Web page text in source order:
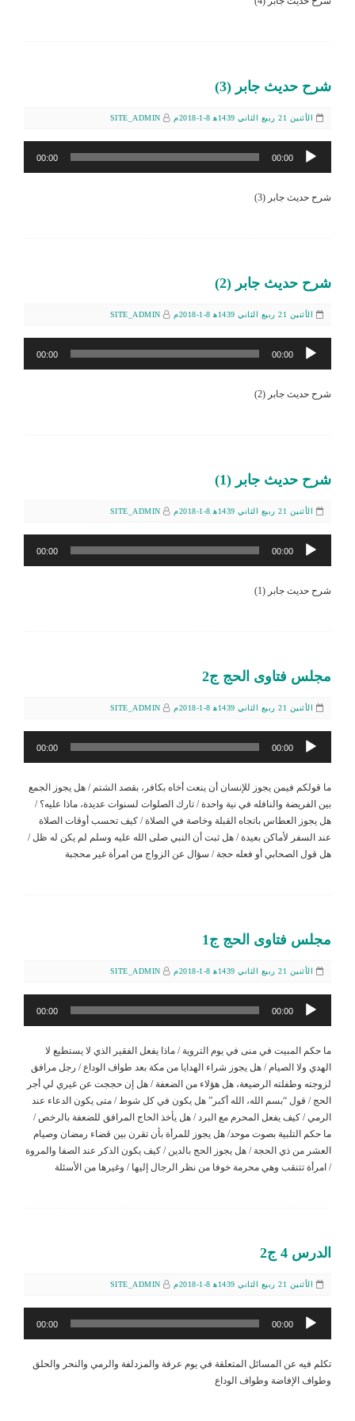
شرح حديث جابر (3)
الأثنين 21 ربيع الثاني 1439ﻫ 8-1-2018م SITE_ADMIN
مشغل
الصوت
00:00
00:00
شرح حديث جابر (3)
شرح حديث جابر (2)
الأثنين 21 ربيع الثاني 1439ﻫ 8-1-2018م SITE_ADMIN
مشغل
الصوت
00:00
00:00
شرح حديث جابر (2)
شرح حديث جابر (1)
الأثنين 21 ربيع الثاني 1439ﻫ 8-1-2018م SITE_ADMIN
مشغل
الصوت
00:00
00:00
شرح حديث جابر (1)
مجلس فتاوى الحج ج2
الأثنين 21 ربيع الثاني 1439ﻫ 8-1-2018م SITE_ADMIN
مشغل
الصوت
00:00
00:00
ما قولكم فيمن يجوز للإنسان أن ينعت أخاه بكافر، بقصد الشتم / هل يجوز الجمع
بين الفريضة والنافله في نية واحدة / تارك الصلوات لسنوات عديدة، ماذا عليه؟ /
هل يجوز العطاس باتجاه القبلة وخاصة في الصلاة / كيف تحسب أوقات الصلاة
عند السفر لأماكن بعيدة / هل ثبت أن النبي صلى الله عليه وسلم لم يكن له ظل /
هل قول الصحابي أو فعله حجة / سؤال عن الزواج من امرأة غير محجبة
مجلس فتاوى الحج ج1
الأثنين 21 ربيع الثاني 1439ﻫ 8-1-2018م SITE_ADMIN
مشغل
الصوت
00:00
00:00
ما حكم المبيت في منى في يوم التروية / ماذا يفعل الفقير الذي لا يستطيع لا
الهدي ولا الصيام / هل يجوز شراء الهدايا من مكة بعد طواف الوداع / رجل مرافق
لزوجته وطفلته الرضيعة، هل هؤلاء من الضعفة / هل إن حججت عن غيري لي أجر
الحج / قول “بسم الله، الله أكبر” هل يكون في كل شوط / متى يكون الدعاء عند
الرمي / كيف يفعل المحرم مع البرد / هل يأخذ الحاج المرافق للضعفة بالرخص /
ما حكم التلبية بصوت موحد/ هل يجوز للمرأة بأن تقرن بين قضاء رمضان وصيام
العشر من ذي الحجة / هل يجوز الحج بالدين / كيف يكون الذكر عند الصفا والمروة
/ امرأة تتنقب وهي محرمة خوفا من نظر الرجال إليها / وغيرها من الأسئلة
الدرس 4 ج2
الأثنين 21 ربيع الثاني 1439ﻫ 8-1-2018م SITE_ADMIN
مشغل
الصوت
00:00
00:00
تكلم فيه عن المسائل المتعلقة في يوم عرفة والمزدلفة والرمي والنحر والحلق
وطواف الإفاضة وطواف الوداع